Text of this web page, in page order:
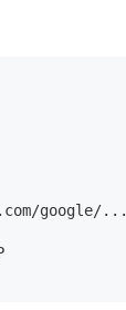
google/...